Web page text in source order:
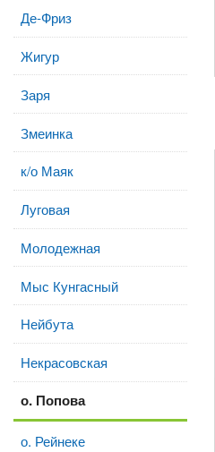
Де-Фриз
Жигур
Заря
Змеинка
к/о Маяк
Луговая
Молодежная
Мыс Кунгасный
Нейбута
Некрасовская
о. Попова
о. Рейнеке